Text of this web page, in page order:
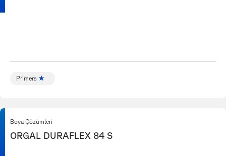
Primers
Boya Çözümleri
ORGAL DURAFLEX 84 S